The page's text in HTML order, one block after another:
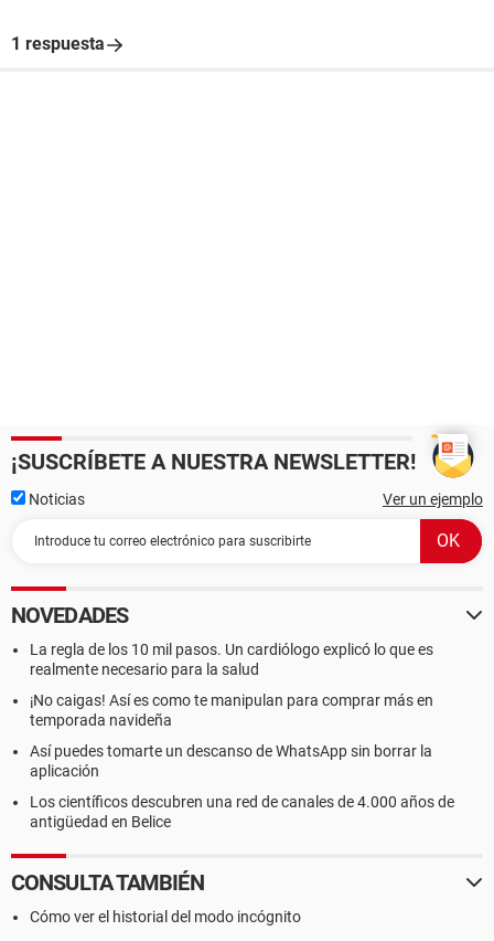
1 respuesta
¡SUSCRÍBETE A NUESTRA NEWSLETTER!
Noticias Ver un ejemplo
NOVEDADES
La regla de los 10 mil pasos. Un cardiólogo explicó lo que es
realmente necesario para la salud
¡No caigas! Así es como te manipulan para comprar más en
temporada navideña
Así puedes tomarte un descanso de WhatsApp sin borrar la
aplicación
Los científicos descubren una red de canales de 4.000 años de
antigüedad en Belice
CONSULTA TAMBIÉN
Cómo ver el historial del modo incógnito